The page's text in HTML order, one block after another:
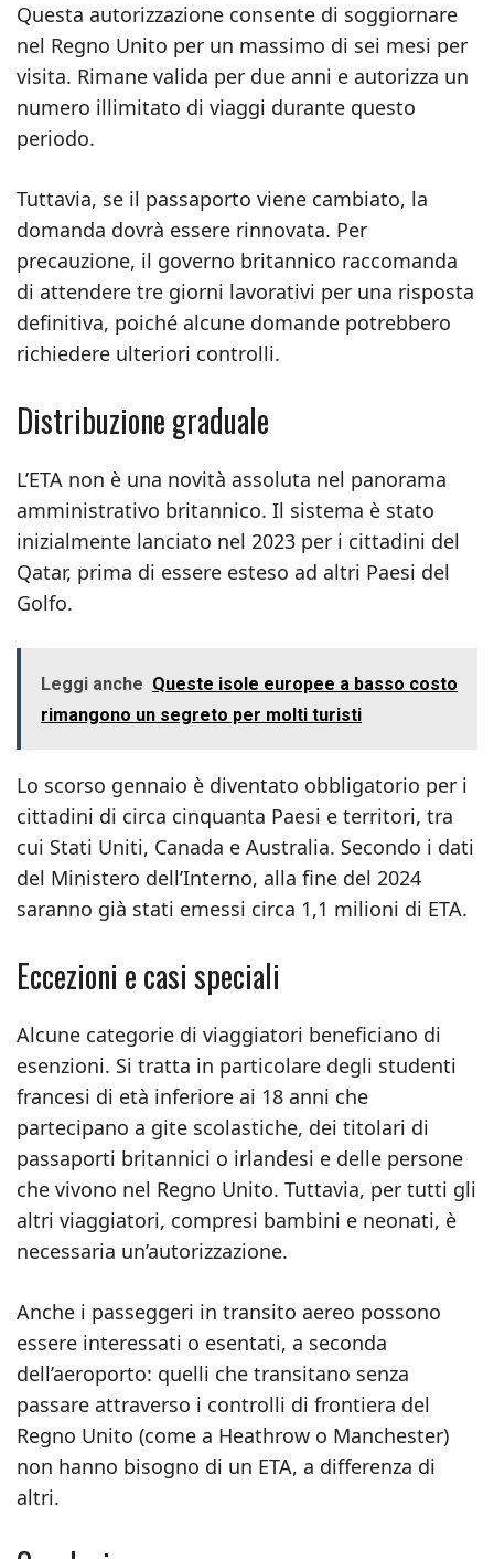
Questa autorizzazione consente di soggiornare
nel Regno Unito per un massimo di sei mesi per
visita. Rimane valida per due anni e autorizza un
numero illimitato di viaggi durante questo
periodo.
Tuttavia, se il passaporto viene cambiato, la
domanda dovrà essere rinnovata. Per
precauzione, il governo britannico raccomanda
di attendere tre giorni lavorativi per una risposta
definitiva, poiché alcune domande potrebbero
richiedere ulteriori controlli.
Distribuzione graduale
L’ETA non è una novità assoluta nel panorama
amministrativo britannico. Il sistema è stato
inizialmente lanciato nel 2023 per i cittadini del
Qatar, prima di essere esteso ad altri Paesi del
Golfo.
Leggi anche Queste isole europee a basso costo
rimangono un segreto per molti turisti
Lo scorso gennaio è diventato obbligatorio per i
cittadini di circa cinquanta Paesi e territori, tra
cui Stati Uniti, Canada e Australia. Secondo i dati
del Ministero dell’Interno, alla fine del 2024
saranno già stati emessi circa 1,1 milioni di ETA.
Eccezioni e casi speciali
Alcune categorie di viaggiatori beneficiano di
esenzioni. Si tratta in particolare degli studenti
francesi di età inferiore ai 18 anni che
partecipano a gite scolastiche, dei titolari di
passaporti britannici o irlandesi e delle persone
che vivono nel Regno Unito. Tuttavia, per tutti gli
altri viaggiatori, compresi bambini e neonati, è
necessaria un’autorizzazione.
Anche i passeggeri in transito aereo possono
essere interessati o esentati, a seconda
dell’aeroporto: quelli che transitano senza
passare attraverso i controlli di frontiera del
Regno Unito (come a Heathrow o Manchester)
non hanno bisogno di un ETA, a differenza di
altri.